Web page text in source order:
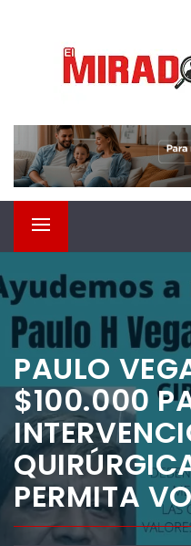
contenido
EL MIRADOR
Observá lo que pasa
Menú
PAULO
$100.000
PERMITA